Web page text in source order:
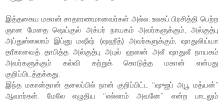
இத்தகைய மகான் சாதாரணமானவர்கள் அல்ல. உலகப் பிரசித்தி பெற்ற
ஞான மேதை ஷெய்குல் அக்பர் நாயகம் அவர்களுக்கும், அல்குத்பு
அப்துஸ்ஸலாம் இப்னு மஷீஷ் (ஷஹீத்) அவர்களுக்கும், ஷாதுலிய்யா
தரீகாவைத் தாபித்த அல்குத்பு அபுல் ஹஸன் அலீ ஷாதுலீ நாயகம்
அவர்களுக்கும் கல்வி கற்றுக் கொடுத்த மகான் என்பது
குறிப்பிடத்தக்கது.
இந்த மகான்தான் தலைப்பில் நான் குறிப்பிட்ட “ஷுஐப் அபூ மத்யன்”
ஆவார்கள். மேலே எழுதிய “எல்லாம் அவனே” என்ற பாடலும்